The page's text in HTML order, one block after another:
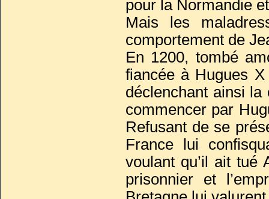
pour la Normandie
Mais les
comportement de
En 1200, tombé
fiancée à Hugues X
déclenchant ainsi
commencer par
Refusant de se
France lui
voulant qu’il ait tué
prisonnier et